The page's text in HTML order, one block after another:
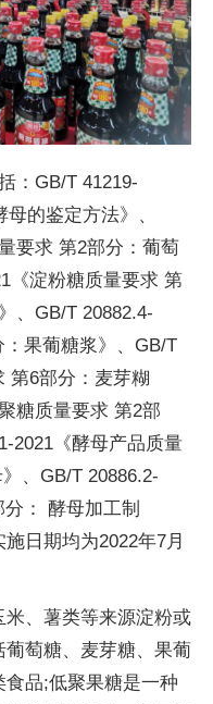
：GB/T 41219-
的鉴定方法》、
要求 第2部分：葡萄
《淀粉糖质量要求 第
、GB/T 20882.4-
果葡糖浆》、GB/T
第6部分：麦芽糊
糖质量要求 第2部
2021《酵母产品质量
、GB/T 20886.2-
： 酵母加工制
日期均为2022年7月
、薯类等来源淀粉或
萄糖、麦芽糖、果葡
品;低聚果糖是一种